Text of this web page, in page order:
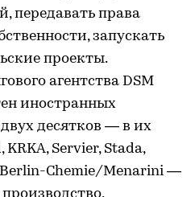
передавать права
запускать
проекты.
агентства DSM
иностранных
десятков — в их
Servier, Stada,
Berlin-Chemie/Menarini —